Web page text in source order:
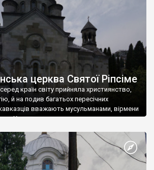
церква Святої Ріпсіме
країн світу прийняла християнство,
й на подив багатьох пересічних
кавказців вважають мусульманами, вірмени
Христа